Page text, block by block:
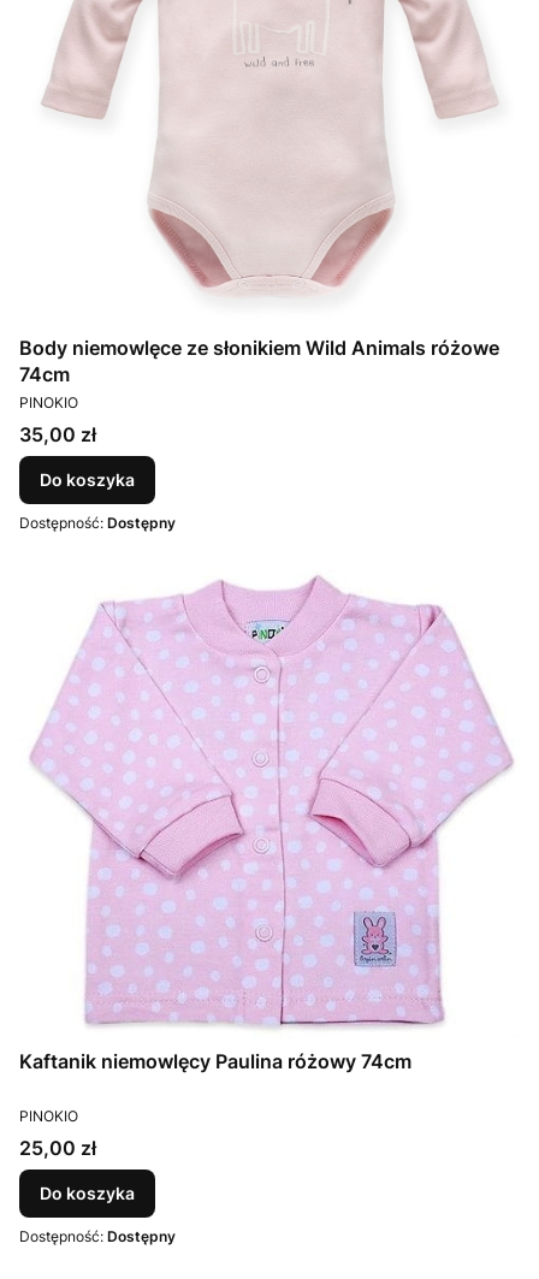
Body niemowlęce ze słonikiem Wild Animals różowe
74cm
PRODUCENT
PINOKIO
Cena
35,00 zł
Do koszyka
Dostępność: Dostępny
Kaftanik niemowlęcy Paulina różowy 74cm
PRODUCENT
PINOKIO
Cena
25,00 zł
Do koszyka
Dostępność: Dostępny